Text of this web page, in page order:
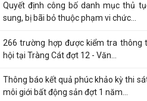
Quyết định công bố danh mục thủ
sung, bị bãi bỏ thuộc phạm vi chức...
266 trường hợp được kiểm tra thông
hội tại Tràng Cát đợt 12 - Văn...
Thông báo kết quả phúc khảo kỳ thi
môi giới bất động sản đợt 1 năm...